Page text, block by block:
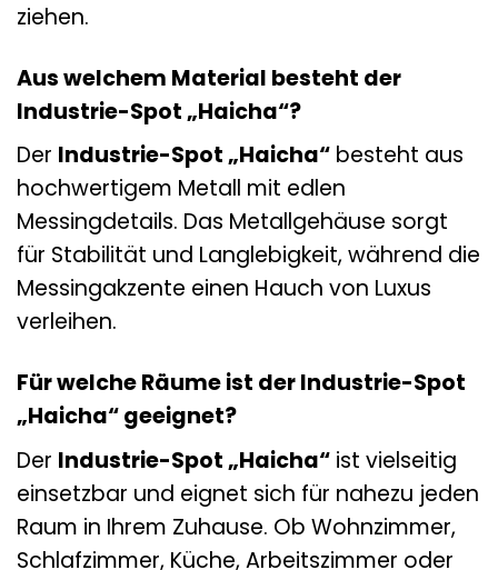
ziehen.
Aus welchem Material besteht der
Industrie-Spot „Haicha“?
Der Industrie-Spot „Haicha“ besteht aus
hochwertigem Metall mit edlen
Messingdetails. Das Metallgehäuse sorgt
für Stabilität und Langlebigkeit, während die
Messingakzente einen Hauch von Luxus
verleihen.
Für welche Räume ist der Industrie-Spot
„Haicha“ geeignet?
Der Industrie-Spot „Haicha“ ist vielseitig
einsetzbar und eignet sich für nahezu jeden
Raum in Ihrem Zuhause. Ob Wohnzimmer,
Schlafzimmer, Küche, Arbeitszimmer oder